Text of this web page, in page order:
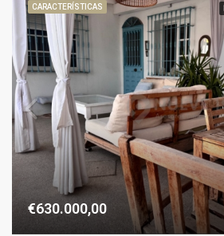
CARACTERÍSTICAS
€630.000,00